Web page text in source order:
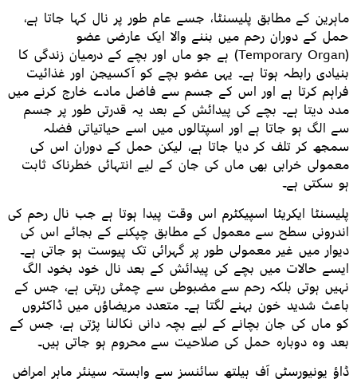
ماہرین کے مطابق پلیسنٹا، جسے عام طور پر نال کہا جاتا ہے،
حمل کے دوران رحم میں بننے والا ایک عارضی عضو
(Temporary Organ) ہے جو ماں اور بچے کے درمیان زندگی کا
بنیادی رابطہ ہوتا ہے۔ یہی عضو بچے کو آکسیجن اور غذائیت
فراہم کرتا ہے اور اس کے جسم سے فاضل مادے خارج کرنے میں
مدد دیتا ہے۔ بچے کی پیدائش کے بعد یہ قدرتی طور پر جسم
سے الگ ہو جاتا ہے اور اسپتالوں میں اسے حیاتیاتی فضلہ
سمجھ کر تلف کر دیا جاتا ہے، لیکن حمل کے دوران اس کی
معمولی خرابی بھی ماں کی جان کے لیے انتہائی خطرناک ثابت
ہو سکتی ہے۔
پلیسنٹا ایکریٹا اسپیکٹرم اس وقت پیدا ہوتا ہے جب نال رحم کی
اندرونی سطح سے معمول کے مطابق چپکنے کے بجائے اس کی
دیوار میں غیر معمولی طور پر گہرائی تک پیوست ہو جاتی ہے۔
ایسے حالات میں بچے کی پیدائش کے بعد نال خود بخود الگ
نہیں ہوتی بلکہ رحم سے مضبوطی سے چمٹی رہتی ہے، جس کے
باعث شدید خون بہنے لگتا ہے۔ متعدد مریضاؤں میں ڈاکٹروں
کو ماں کی جان بچانے کے لیے بچہ دانی نکالنا پڑتی ہے، جس کے
بعد وہ دوبارہ حمل کی صلاحیت سے محروم ہو جاتی ہیں۔
ڈاؤ یونیورسٹی آف ہیلتھ سائنسز سے وابستہ سینئر ماہر امراضِ